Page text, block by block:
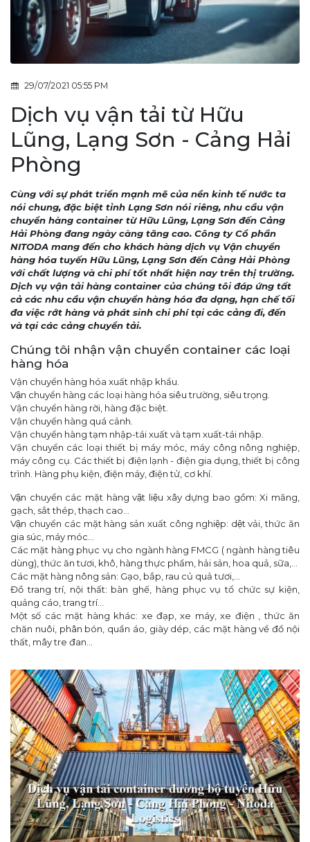
29/07/2021 05:55 PM
Dịch vụ vận tải từ Hữu
Lũng, Lạng Sơn - Cảng Hải
Phòng
Cùng với sự phát triển mạnh mẽ của nền kinh tế nước ta
nói chung, đặc biệt tỉnh Lạng Sơn nói riêng, nhu cầu vận
chuyển hàng container từ Hữu Lũng, Lạng Sơn đến Cảng
Hải Phòng đang ngày càng tăng cao. Công ty Cổ phần
NITODA mang đến cho khách hàng dịch vụ Vận chuyển
hàng hóa tuyến Hữu Lũng, Lạng Sơn đến Cảng Hải Phòng
với chất lượng và chi phí tốt nhất hiện nay trên thị trường.
Dịch vụ vận tải hàng container của chúng tôi đáp ứng tất
cả các nhu cầu vận chuyển hàng hóa đa dạng, hạn chế tối
đa việc rớt hàng và phát sinh chi phí tại các cảng đi, đến
và tại các cảng chuyển tải.
Chúng tôi nhận vận chuyển container các loại
hàng hóa
Vận chuyển hàng hóa xuất nhập khẩu.
Vận chuyển hàng các loại hàng hóa siêu trường, siêu trọng.
Vận chuyển hàng rời, hàng đặc biệt.
Vận chuyển hàng quá cảnh.
Vận chuyển hàng tạm nhập-tái xuất và tạm xuất-tái nhập.
Vận chuyển các loại thiết bị máy móc, máy công nông nghiệp,
máy công cụ. Các thiết bị điện lạnh - điện gia dụng, thiết bị công
trình. Hàng phụ kiện, điện máy, điện tử, cơ khí.
Vận chuyển các mặt hàng vật liệu xây dựng bao gồm: Xi măng,
gạch, sắt thép, thạch cao...
Vận chuyển các mặt hàng sản xuất công nghiệp: dệt vải, thức ăn
gia súc, máy móc...
Các mặt hàng phục vụ cho ngành hàng FMCG ( ngành hàng tiêu
dùng), thức ăn tươi, khô, hàng thực phẩm, hải sản, hoa quả, sữa,...
Các mặt hàng nông sản: Gạo, bắp, rau củ quả tươi,...
Đồ trang trí, nội thất: bàn ghế, hàng phục vụ tổ chức sự kiện,
quảng cáo, trang trí...
Một số các mặt hàng khác: xe đạp, xe máy, xe điện , thức ăn
chăn nuôi, phân bón, quần áo, giày dép, các mặt hàng về đồ nội
thất, mây tre đan...